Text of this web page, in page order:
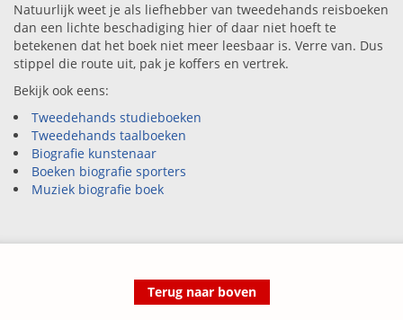
Natuurlijk weet je als liefhebber van tweedehands reisboeken
dan een lichte beschadiging hier of daar niet hoeft te
betekenen dat het boek niet meer leesbaar is. Verre van. Dus
stippel die route uit, pak je koffers en vertrek.
Bekijk ook eens:
Tweedehands studieboeken
Tweedehands taalboeken
Biografie kunstenaar
Boeken biografie sporters
Muziek biografie boek
Terug naar boven